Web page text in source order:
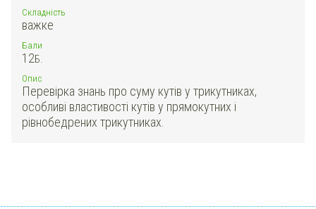
Складність
важке
Бали
12Б.
Опис
Перевірка знань про суму кутів у трикутниках,
особливі властивості кутів у прямокутних і
рівнобедрених трикутниках.